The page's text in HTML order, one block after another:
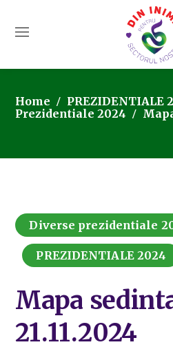
Home PREZIDENTIALE
Prezidentiale 2024
Diverse prezidentiale
PREZIDENTIALE 2024
Mapa
21.11.2024